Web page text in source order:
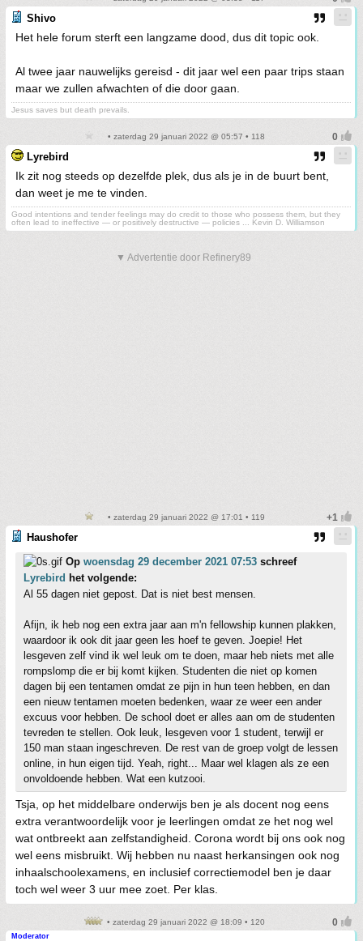
Shivo
Het hele forum sterft een langzame dood, dus dit topic ook.
Al twee jaar nauwelijks gereisd - dit jaar wel een paar trips staan
maar we zullen afwachten of die door gaan.
Jesus saves but death prevails.
• zaterdag 29 januari 2022 @ 05:57 • 118
Lyrebird
Ik zit nog steeds op dezelfde plek, dus als je in de buurt bent,
dan weet je me te vinden.
Good intentions and tender feelings may do credit to those who possess them, but they
often lead to ineffective — or positively destructive — policies ... Kevin D. Williamson
▼ Advertentie door Refinery89
• zaterdag 29 januari 2022 @ 17:01 • 119
Haushofer
Op woensdag 29 december 2021 07:53 schreef
Lyrebird het volgende:
Al 55 dagen niet gepost. Dat is niet best mensen.
Afijn, ik heb nog een extra jaar aan m'n fellowship kunnen plakken,
waardoor ik ook dit jaar geen les hoef te geven. Joepie! Het
lesgeven zelf vind ik wel leuk om te doen, maar heb niets met alle
rompslomp die er bij komt kijken. Studenten die niet op komen
dagen bij een tentamen omdat ze pijn in hun teen hebben, en dan
een nieuw tentamen moeten bedenken, waar ze weer een ander
excuus voor hebben. De school doet er alles aan om de studenten
tevreden te stellen. Ook leuk, lesgeven voor 1 student, terwijl er
150 man staan ingeschreven. De rest van de groep volgt de lessen
online, in hun eigen tijd. Yeah, right... Maar wel klagen als ze een
onvoldoende hebben. Wat een kutzooi.
Tsja, op het middelbare onderwijs ben je als docent nog eens
extra verantwoordelijk voor je leerlingen omdat ze het nog wel
wat ontbreekt aan zelfstandigheid. Corona wordt bij ons ook nog
wel eens misbruikt. Wij hebben nu naast herkansingen ook nog
inhaalschoolexamens, en inclusief correctiemodel ben je daar
toch wel weer 3 uur mee zoet. Per klas.
• zaterdag 29 januari 2022 @ 18:09 • 120
Moderator